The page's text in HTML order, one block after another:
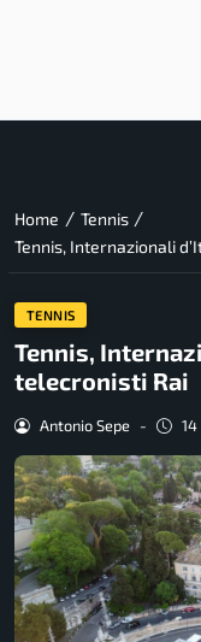
Home / Tennis /
Tennis, Internazionali
TENNIS
Tennis,
telecronisti Rai
Antonio Sepe -